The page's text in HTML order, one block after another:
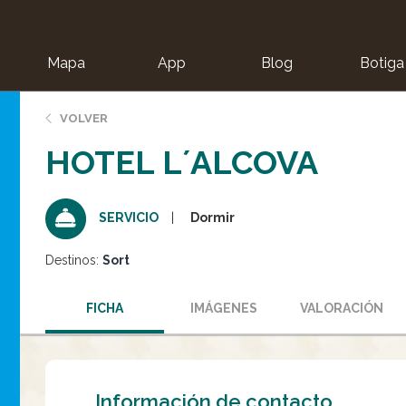
Mapa App Blog Botiga
VOLVER
HOTEL L´ALCOVA
SERVICIO Dormir
Destinos: Sort
FICHA IMÁGENES VALORACIÓN